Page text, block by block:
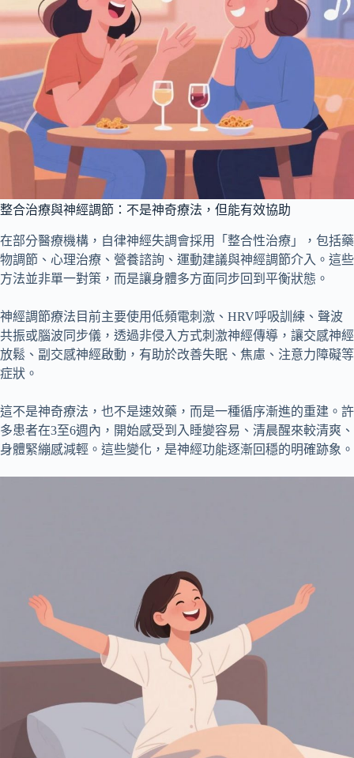
整合治療與神經調節：不是神奇療法，但能有效協助
在部分醫療機構，自律神經失調會採用「整合性治療」，包括藥
物調節、心理治療、營養諮詢、運動建議與神經調節介入。這些
方法並非單一對策，而是讓身體多方面同步回到平衡狀態。
神經調節療法目前主要使用低頻電刺激、HRV呼吸訓練、聲波
共振或腦波同步儀，透過非侵入方式刺激神經傳導，讓交感神經
放鬆、副交感神經啟動，有助於改善失眠、焦慮、注意力障礙等
症狀。
這不是神奇療法，也不是速效藥，而是一種循序漸進的重建。許
多患者在3至6週內，開始感受到入睡變容易、清晨醒來較清爽、
身體緊繃感減輕。這些變化，是神經功能逐漸回穩的明確跡象。